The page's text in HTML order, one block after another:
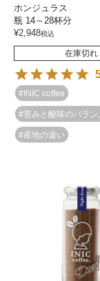
ホンジュラス
瓶 14～28杯分
¥2,948税込
在庫切れ
#INIC coffee
#苦みと酸味のバラン
#産地の違い